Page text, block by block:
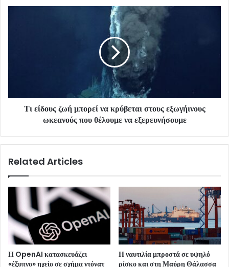
Τι είδους ζωή μπορεί να κρύβεται στους εξωγήινους
ωκεανούς που θέλουμε να εξερευνήσουμε
Related Articles
Η OpenAI κατασκευάζει
«έξυπνο» ηχείο σε σχήμα ντόνατ
Η ναυτιλία μπροστά σε υψηλό
ρίσκο και στη Μαύρη Θάλασσα